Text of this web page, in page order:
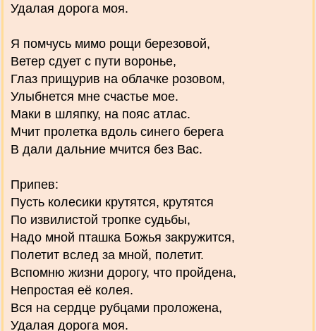
Удалая дорога моя.
Я помчусь мимо рощи березовой,
Ветер сдует с пути воронье,
Глаз прищурив на облачке розовом,
Улыбнется мне счастье мое.
Маки в шляпку, на пояс атлас.
Мчит пролетка вдоль синего берега
В дали дальние мчится без Вас.
Припев:
Пусть колесики крутятся, крутятся
По извилистой тропке судьбы,
Надо мной пташка Божья закружится,
Полетит вслед за мной, полетит.
Вспомню жизни дорогу, что пройдена,
Непростая её колея.
Вся на сердце рубцами проложена,
Удалая дорога моя.